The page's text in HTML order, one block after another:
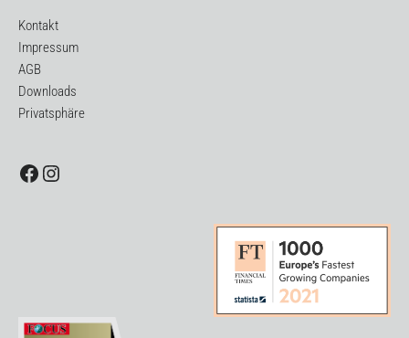
Kontakt
Impressum
AGB
Downloads
Privatsphäre
Facebook
Instagram